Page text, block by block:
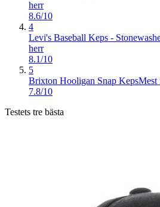
herr
8.6/10
4
Levi's Baseball Keps -
herr
8.1/10
5
Brixton Hooligan Snap KepsMest
7.8/10
Testets tre bästa